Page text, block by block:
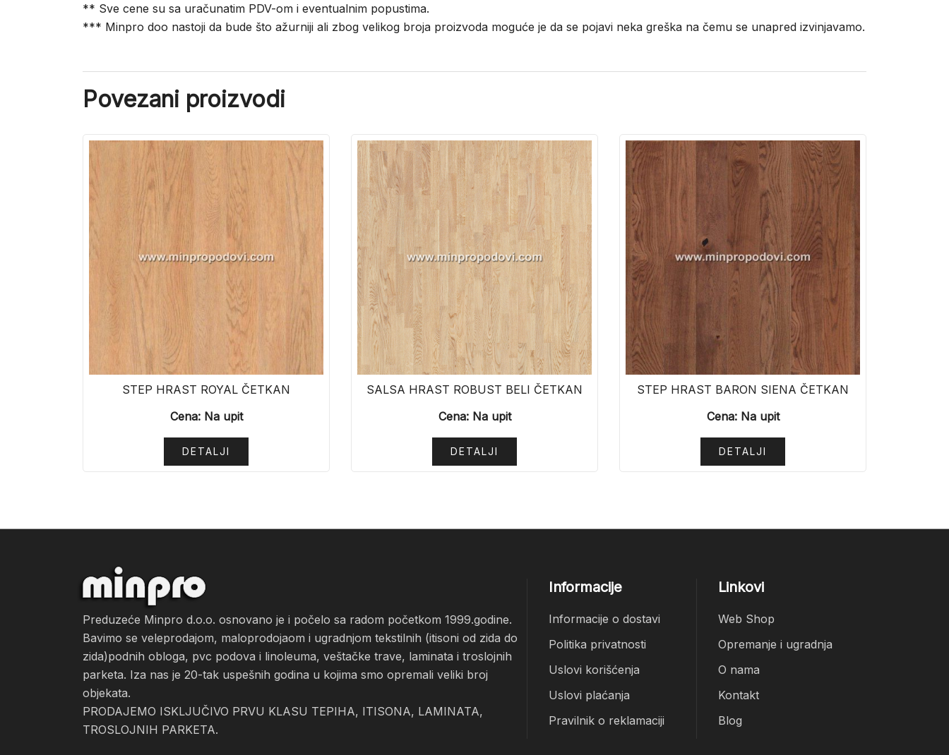
** Sve cene su sa uračunatim PDV-om i eventualnim popustima.
*** Minpro doo nastoji da bude što ažurniji ali zbog velikog broja proizvoda moguće je da se pojavi neka greška na čemu se unapred izvinjavamo.
Povezani proizvodi
STEP HRAST ROYAL ČETKAN
Cena: Na upit
DETALJI
SALSA HRAST ROBUST BELI ČETKAN
Cena: Na upit
DETALJI
STEP HRAST BARON SIENA ČETKAN
Cena: Na upit
DETALJI
Preduzeće Minpro d.o.o. osnovano je i počelo sa radom početkom 1999.godine.
Bavimo se veleprodajom, maloprodojaom i ugradnjom tekstilnih (itisoni od zida do
zida)podnih obloga, pvc podova i linoleuma, veštačke trave, laminata i troslojnih
parketa. Iza nas je 20-tak uspešnih godina u kojima smo opremali veliki broj
objekata.
PRODAJEMO ISKLJUČIVO PRVU KLASU TEPIHA, ITISONA, LAMINATA,
TROSLOJNIH PARKETA.
Informacije
Informacije o dostavi
Politika privatnosti
Uslovi korišćenja
Uslovi plaćanja
Pravilnik o reklamaciji
Linkovi
Web Shop
Opremanje i ugradnja
O nama
Kontakt
Blog